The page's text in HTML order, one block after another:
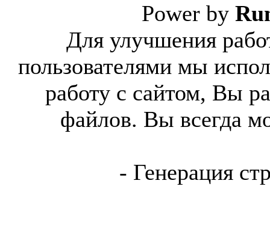
Power by
Для улучшения
пользователями мы
работу с сайтом, Вы
файлов. Вы всегда
- Генерация